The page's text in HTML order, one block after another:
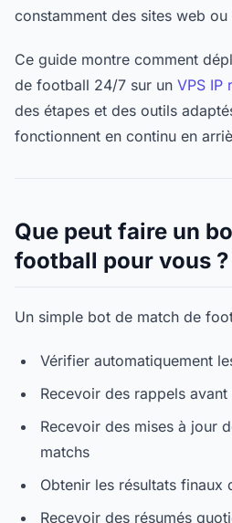
constamment des sites web
Ce guide montre comment
de football 24/7 sur un VPS IP
des étapes et des outils
fonctionnent en continu en
Que peut faire un
football pour vous ?
Un simple bot de match de
Vérifier automatiquement
Recevoir des rappels
Recevoir des mises à jour
matchs
Obtenir les résultats finaux
Recevoir des résumés